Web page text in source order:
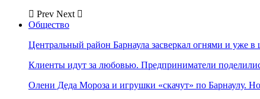
Prev Next
Общество
Центральный район Барнаула засверкал огнями и уже
Клиенты идут за любовью. Предприниматели
Олени Деда Мороза и игрушки «скачут» по Барнаулу.